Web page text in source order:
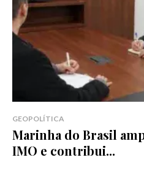
GEOPOLÍTICA
Marinha do Brasil
IMO e contribui...